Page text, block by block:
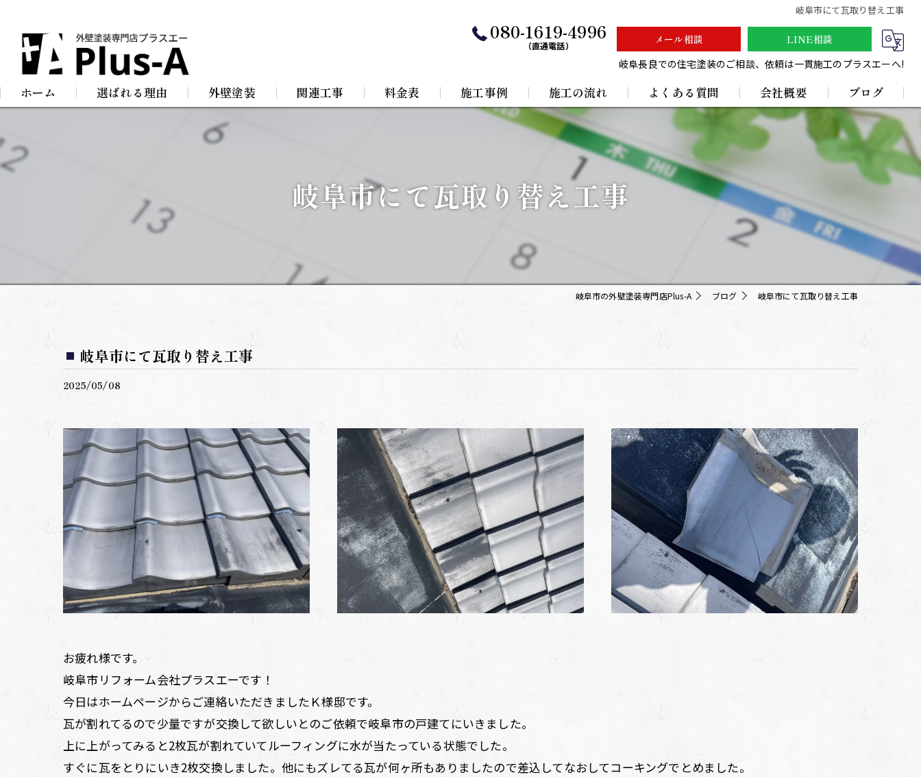
岐阜市にて瓦取り替え工事
080-1619-4996
（直通電話） メール相談
LINE相談
岐阜長良での住宅塗装のご相談、依頼は一貫施工のプラスエーへ!
ホーム 選ばれる理由 外壁塗装
屋根塗装
関連工事
屋根リフォーム
料金表 施工事例 施工の流れ よくある質問 会社概要
採用情報
ブログ
岐阜市にて瓦取り替え工事
岐阜市の外壁塗装専門店Plus-A ブログ 岐阜市にて瓦取り替え工事
岐阜市にて瓦取り替え工事
2025/05/08
お疲れ様です。
岐阜市リフォーム会社プラスエーです！
今日はホームページからご連絡いただきましたＫ様邸です。
瓦が割れてるので少量ですが交換して欲しいとのご依頼で岐阜市の戸建てにいきました。
上に上がってみると2枚瓦が割れていてルーフィングに水が当たっている状態でした。
すぐに瓦をとりにいき2枚交換しました。他にもズレてる瓦が何ヶ所もありましたので差込してなおしてコーキングでとめました。